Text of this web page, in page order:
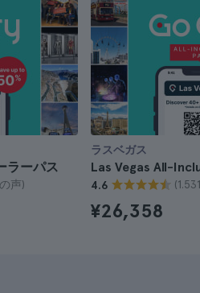
ラーパス
声)
ラスベガス
Las Vegas All-
4.6
¥26,358